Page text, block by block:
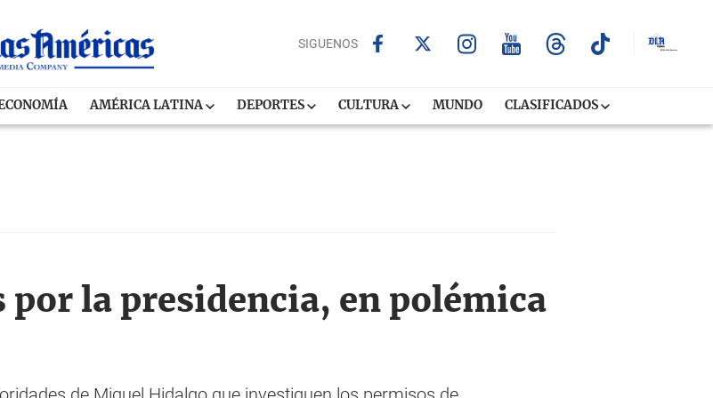
SIGUENOS
AMÉRICA LATINA DEPORTES CULTURA MUNDO CLASIFICADOS
la presidencia, en polémica